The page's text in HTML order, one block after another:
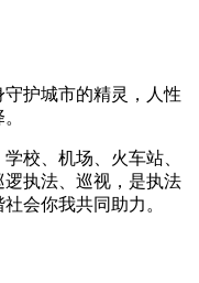
护城市的精灵，人性
校、机场、火车站、
执法、巡视，是执法
会你我共同助力。